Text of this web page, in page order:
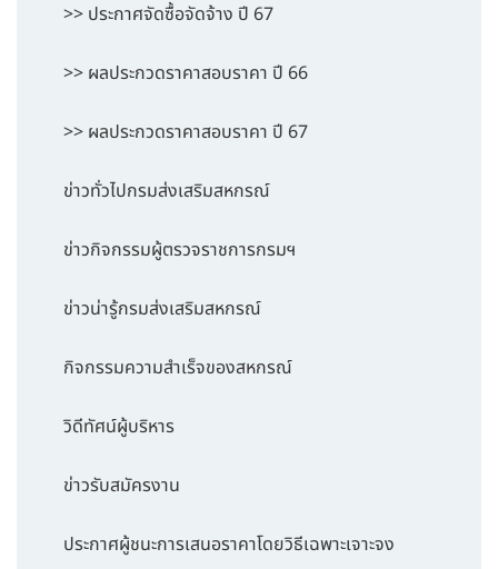
>> ประกาศจัดซื้อจัดจ้าง ปี 67
>> ผลประกวดราคาสอบราคา ปี 66
>> ผลประกวดราคาสอบราคา ปี 67
ข่าวทั่วไปกรมส่งเสริมสหกรณ์
ข่าวกิจกรรมผู้ตรวจราชการกรมฯ
ข่าวน่ารู้กรมส่งเสริมสหกรณ์
กิจกรรมความสำเร็จของสหกรณ์
วิดีทัศน์ผู้บริหาร
ข่าวรับสมัครงาน
ประกาศผู้ชนะการเสนอราคาโดยวิธีเฉพาะเจาะจง